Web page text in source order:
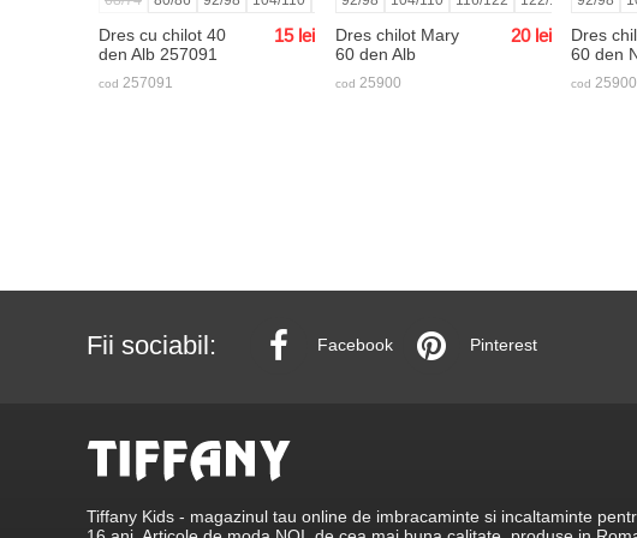
Dres cu chilot 40
den Alb 257091
15 lei
cod 257091
Dres chilot Mary
60 den Alb
20 lei
cod 25900
Dres
60 den
cod 25900
Fii sociabil: Facebook Pinterest
Tiffany Kids - magazinul tau online de imbracaminte si incaltaminte